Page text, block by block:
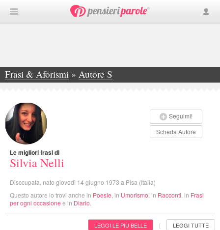
Frasi & Aforismi » Autore S
»Silvia Nelli
Seguimi!
Scheda Autore
Le migliori frasi di
Silvia Nelli
Disccupata, nato giovedì 14 giugno 1973 a Pisa (Italia)
Questo autore lo trovi anche in Poesie , in Umorismo , in Racconti , in Frasi
per ogni occasione e in Diario
LEGGI LE PIÙ BELLE | LEGGI TUTTE